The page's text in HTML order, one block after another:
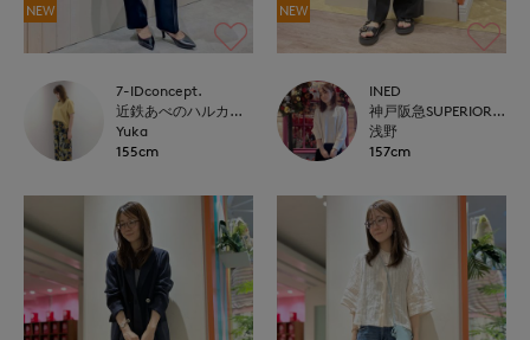
NEW
7-IDconcept.
近鉄あべのハルカス7-IDconcept.
Yuka
155cm
NEW
INED
神戸阪急SUPERIORCLOSET
浅野
157cm